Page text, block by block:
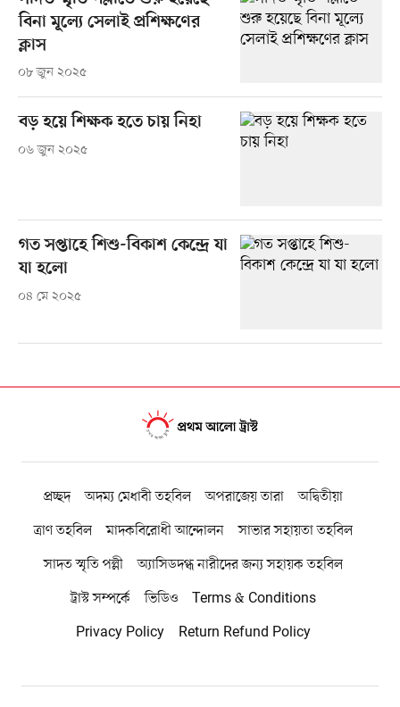
বিনা মূল্যে সেলাই প্রশিক্ষণের
ক্লাস
০৮ জুন ২০২৫
বড় হয়ে শিক্ষক হতে চায় নিহা
০৬ জুন ২০২৫
গত সপ্তাহে শিশু-বিকাশ কেন্দ্রে যা
যা হলো
০৪ মে ২০২৫
প্রচ্ছদ অদম্য মেধাবী তহবিল অপরাজেয় তারা
অদ্বিতীয়া
ত্রাণ তহবিল
মাদকবিরোধী আন্দোলন
সাভার সহায়তা তহবিল
সাদত স্মৃতি পল্লী
অ্যাসিডদগ্ধ নারীদের জন্য সহায়ক তহবিল
ট্রাস্ট সম্পর্কে
ভিডিও
Terms & Conditions
Privacy Policy
Return Refund Policy